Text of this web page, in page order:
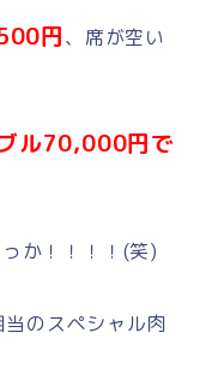
円、席が空い
ル70,000円で
か！！！！(笑)
のスペシャル肉